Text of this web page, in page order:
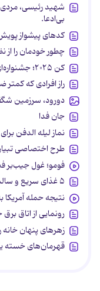
شهید رئیسی،
بی‌ادعا.
کدهای پیشواز
چطور خودمان را از نظر ذهنی ۳۸
کن ۲۰۲۵؛ جشنواره‌ای علیه خانواده
راز افرادی که کمتر
دورود، سرزمین
جان فدا
نماز لیله الدفن
طرح اختصاصی
فومو؛ غول جیب‌بر
۵ غذای سریع و سالم برای طبیعت‌گردی
نتیجه حمله
رونمایی از اتاق
زهرهای پنهان خانه
قهرمان‌های خسته